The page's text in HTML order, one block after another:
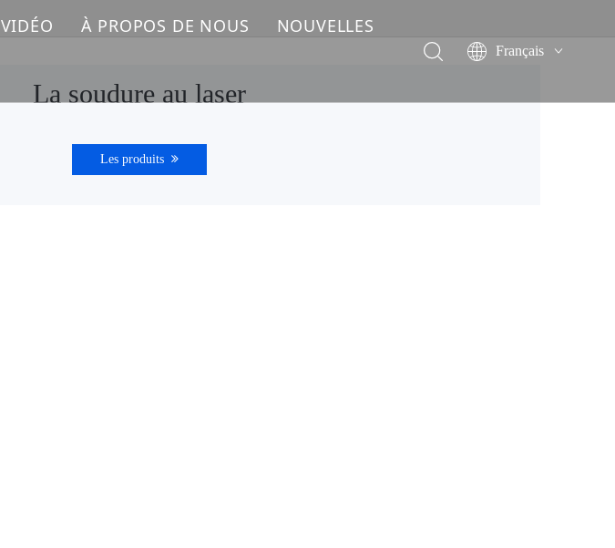
VIDÉO À PROPOS DE NOUS NOUVELLES
Français
简体中文
La soudure au laser
Les produits